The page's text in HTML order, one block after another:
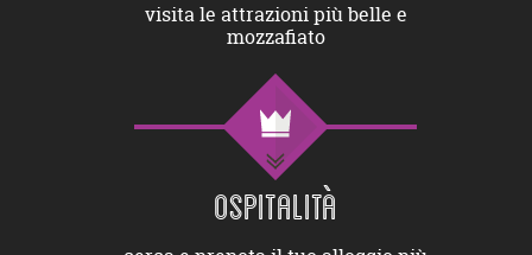
visita le attrazioni più belle e
mozzafiato
OSPITALITÀ